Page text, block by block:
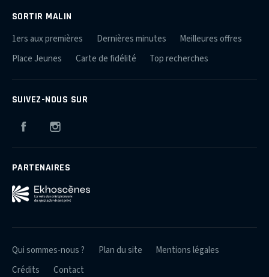
SORTIR MALIN
1ers aux premières Dernières minutes
Meilleures offres
Place Jeunes
Carte de fidélité Top recherches
SUIVEZ-NOUS SUR
Facebook
PARTENAIRES
Qui sommes-nous ? Plan du site
Mentions légales
Crédits
Contact